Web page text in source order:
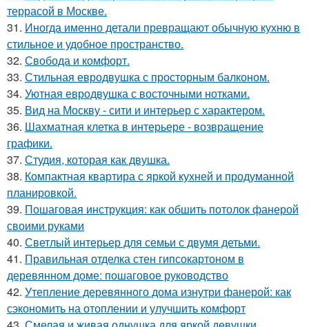
террасой в Москве.
31. Иногда именно детали превращают обычную кухню в
стильное и удобное пространство.
32. Свобода и комфорт.
33. Стильная евродвушка с просторным балконом.
34. Уютная евродвушка с восточными нотками.
35. Вид на Москву - сити и интерьер с характером.
36. Шахматная клетка в интерьере - возвращение
графики.
37. Студия, которая как двушка.
38. Компактная квартира с яркой кухней и продуманной
планировкой.
39. Пошаговая инструкция: как обшить потолок фанерой
своими руками
40. Светлый интерьер для семьи с двумя детьми.
41. Правильная отделка стен гипсокартоном в
деревянном доме: пошаговое руководство
42. Утепление деревянного дома изнутри фанерой: как
сэкономить на отоплении и улучшить комфорт